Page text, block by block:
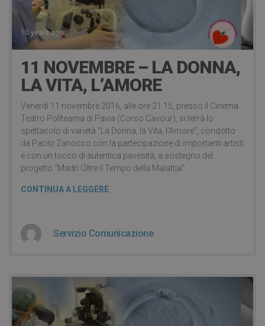
10 years ago
11 NOVEMBRE – LA DONNA,
LA VITA, L’AMORE
Venerdì 11 novembre 2016, alle ore 21.15, presso il Cinema
Teatro Politeama di Pavia (Corso Cavour), si terrà lo
spettacolo di varietà “La Donna, la Vita, l’Amore”, condotto
da Paolo Zanocco con la partecipazione di importanti artisti
e con un tocco di autentica pavesità, a sostegno del
progetto “Madri Oltre il Tempo della Malattia”.
CONTINUA A LEGGERE
Servizio Comunicazione